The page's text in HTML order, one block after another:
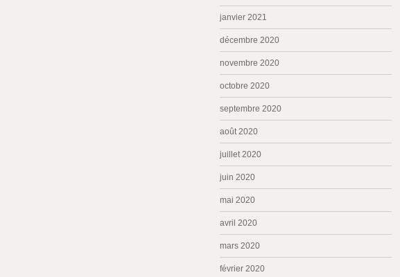
janvier 2021
décembre 2020
novembre 2020
octobre 2020
septembre 2020
août 2020
juillet 2020
juin 2020
mai 2020
avril 2020
mars 2020
février 2020